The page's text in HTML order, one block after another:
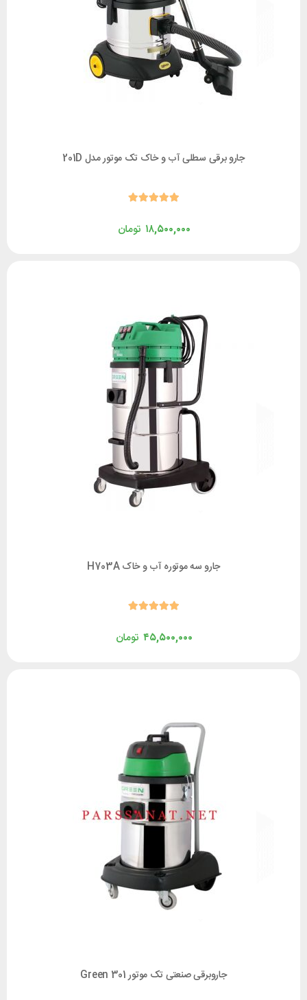
جارو برقی سطلی آب و خاک تک موتور مدل 201D
تومان
جارو سه موتوره آب و خاک H703A
تومان۴۵,۵۰۰,۰۰۰
جاروبرقی صنعتی تک موتور 301 Green